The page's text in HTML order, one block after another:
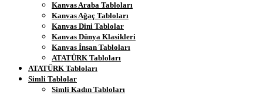
Kanvas Araba Tabloları
Kanvas Ağaç Tabloları
Kanvas Dini Tablolar
Kanvas Dünya Klasikleri
Kanvas İnsan Tabloları
ATATÜRK Tabloları
ATATÜRK Tabloları
Simli Tablolar
Simli Kadın Tabloları